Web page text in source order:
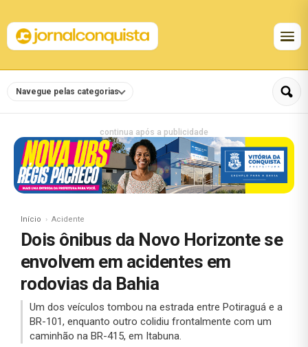
Navegue pelas categorias
continua após a publicidade
Início Acidente
Dois ônibus da Novo Horizonte se
envolvem em acidentes em
rodovias da Bahia
Um dos veículos tombou na estrada entre Potiraguá e a
BR-101, enquanto outro colidiu frontalmente com um
caminhão na BR-415, em Itabuna.